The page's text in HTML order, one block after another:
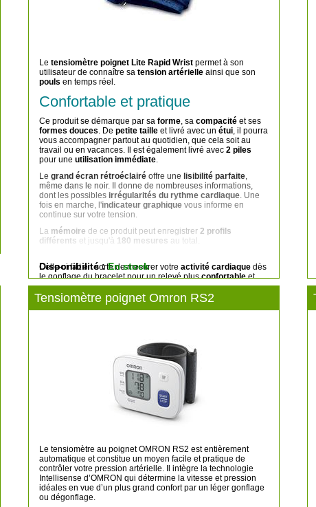
Le tensiomètre poignet Lite Rapid Wristpermet à son
utilisateur de connaître sa tension artérielleainsi que son
pouls en temps réel.
Confortable et pratique
Ce produit se démarque par sa forme, sa compacitéet ses
formes douces. De petite tailleet livré avec un étui, il pourra
vous accompagner partout au quotidien, que cela soit au
travail ou en vacances. Il est également livré avec 2 piles
pour une utilisation immédiate.
Le grand écran rétroéclairéoffre une lisibilité parfaite,
même dans le noir. Il donne de nombreuses informations,
dont les possibles irrégularités du rythme cardiaque. Une
fois en marche, l'indicateur graphiquevous informe en
continue sur votre tension.
La mémoire de ce produit peut enregistrer 2 profils
différents et jusqu'à 180 mesures au total.
Celle-ci fait en sorte de mesurer votre activité cardiaquedès
le gonflage du bracelet pour un relevé plusconfortableet
rapide.
Disponibilité : En stock
Tensiomètre poignet Omron RS2
Le tensiomètre au poignet OMRON RS2 est entièrement
automatique et constitue un moyen facile et pratique de
contrôler votre pression artérielle. Il intègre la technologie
Intellisense d’OMRON qui détermine la vitesse et pression
idéales en vue d’un plus grand confort par un léger gonflage
ou dégonflage.